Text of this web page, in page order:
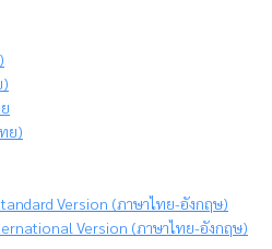
ย)
Version (ภาษาไทย-อังกฤษ)
Version (ภาษาไทย-อังกฤษ)